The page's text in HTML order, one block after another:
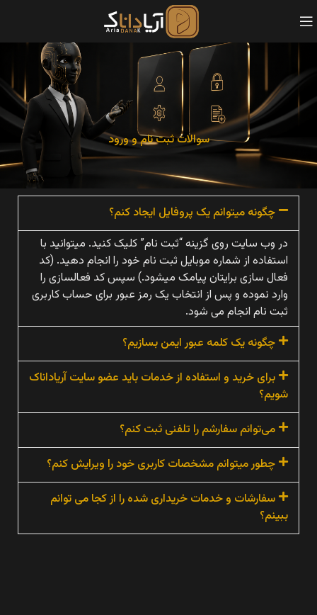
سوالات ثبت نام و ورود
چگونه میتوانم یک پروفایل ایجاد کنم؟
در وب سایت روی گزینه “ثبت نام” کلیک کنید. میتوانید با
استفاده از شماره موبایل ثبت نام خود را انجام دهید. (کد
فعال سازی برایتان پیامک میشود.) سپس کد فعالسازی را
وارد نموده و پس از انتخاب یک رمز عبور برای حساب کاربری
ثبت نام انجام می شود.
چگونه یک کلمه عبور ایمن بسازیم؟
برای خرید و استفاده از خدمات باید عضو سایت آریاداناک
شویم؟
می‏‌توانم سفارشم را تلفنی ثبت کنم؟
چطور میتوانم مشخصات کاربری خود را ویرایش کنم؟
سفارشات و خدمات خریداری شده را از کجا می توانم
ببینم؟